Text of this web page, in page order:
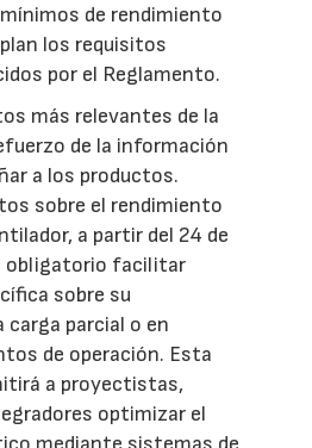
de rendimiento
los requisitos
por el Reglamento.
más relevantes de la
de la información
a los productos.
sobre el rendimiento
a partir del 24 de
obligatorio facilitar
sobre su
parcial o en
de operación. Esta
a proyectistas,
optimizar el